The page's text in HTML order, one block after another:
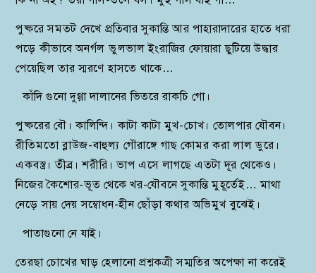
পুষ্করে সমতট দেখে প্রতিবার সুকান্তি আর পাহারাদারের হাতে ধরা
পড়ে কীভাবে অনর্গল ভুলভাল ইংরাজির ফোয়ারা ছুটিয়ে উদ্ধার
পেয়েছিল তার স্মরণে হাসতে থাকে…
কাঁদি গুনো দুগ্গা দালানের ভিতরে রাকচি গো।
পুষ্করের বৌ। কালিন্দি। কাটা কাটা মুখ-চোখ। তোলপার যৌবন।
রীতিমতো ব্লাউজ-বাহুল্য গৌরাঙ্গে গাছ কোমর করা লাল ডুরে।
একবস্ত্র। তীব্র। শরীরি। ভাপ এসে লাগছে এতটা দূর থেকেও।
নিজের কৈশোর-ভূত থেকে খর-যৌবনে সুকান্তি মুহূর্তেই… মাথা
নেড়ে সায় দেয় সম্বোধন-হীন ছোঁড়া কথার অভিমুখ বুঝেই।
পাতাগুনো নে যাই।
তেরছা চোখের ঘাড় হেলানো প্রশ্নকত্রী সম্মতির অপেক্ষা না করেই